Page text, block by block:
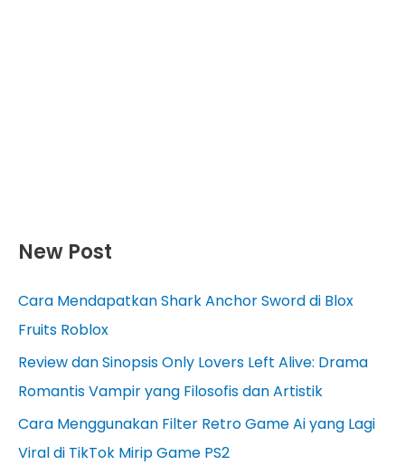
New Post
Cara Mendapatkan Shark Anchor Sword di Blox
Fruits Roblox
Review dan Sinopsis Only Lovers Left Alive: Drama
Romantis Vampir yang Filosofis dan Artistik
Cara Menggunakan Filter Retro Game Ai yang Lagi
Viral di TikTok Mirip Game PS2